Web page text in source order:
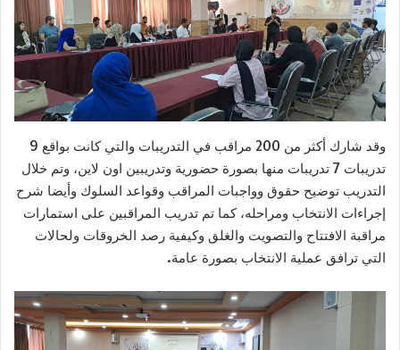
وقد شارك أكثر من 200 مراقب في التدريبات والتي كانت بواقع 9
تدريبات 7 تدريبات منها بصورة حضورية وتدريبين اون لاين، وتم خلال
التدريب توضيح حقوق وواجبات المراقب وقواعد السلوك وأيضا شرح
إجراءات الانتخاب ومراحله، كما تم تدريب المراقبين على استمارات
مراقبة الافتتاح والتصويت والغلق وكيفية رصد الخروقات ولحالات
التي ترافق عملية الانتخاب بصورة عامة.